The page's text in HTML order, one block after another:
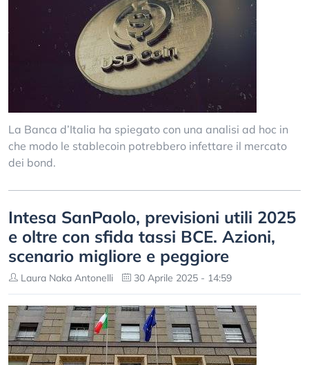
La Banca d’Italia ha spiegato con una analisi ad hoc in
che modo le stablecoin potrebbero infettare il mercato
dei bond.
Intesa SanPaolo, previsioni utili 2025
e oltre con sfida tassi BCE. Azioni,
scenario migliore e peggiore
Laura Naka Antonelli 30 Aprile 2025 - 14:59